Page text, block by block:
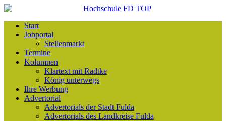
Start
Jobportal
Stellenmarkt
Termine
Kolumnen
Klartext mit Radtke
König unterwegs
Ihre Werbung
Advertorial
Advertorials der Stadt Fulda
Advertorials des Landkreise Fulda